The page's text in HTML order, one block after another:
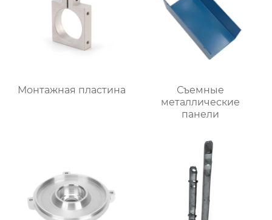
Монтажная пластина
Съемные
металлические
панели